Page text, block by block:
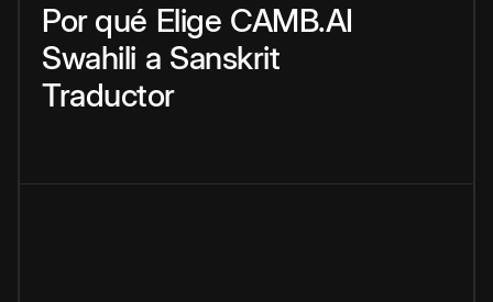
Por qué Elige CAMB.AI
Swahili a Sanskrit
Traductor